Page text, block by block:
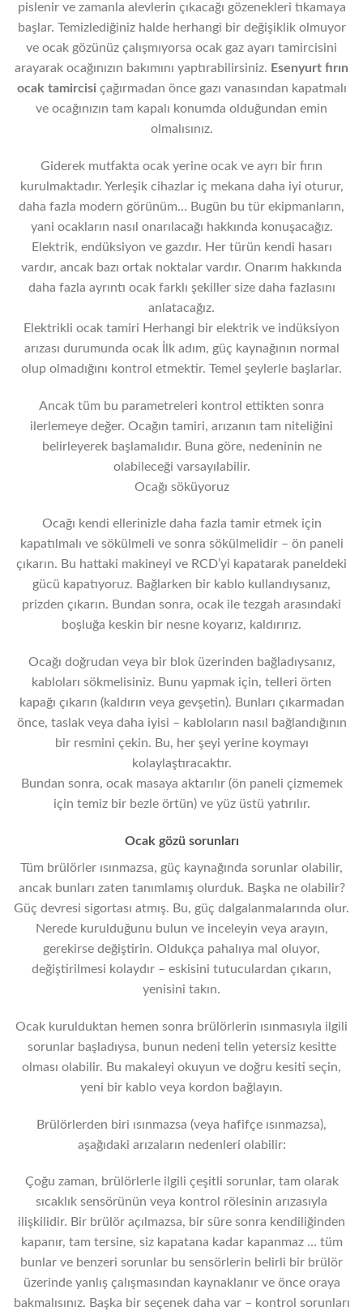
pislenir ve zamanla alevlerin çıkacağı gözenekleri tıkamaya
başlar. Temizlediğiniz halde herhangi bir değişiklik olmuyor
ve ocak gözünüz çalışmıyorsa ocak gaz ayarı tamircisini
arayarak ocağınızın bakımını yaptırabilirsiniz. Esenyurt fırın
ocak tamircisi çağırmadan önce gazı vanasından kapatmalı
ve ocağınızın tam kapalı konumda olduğundan emin
olmalısınız.
Giderek mutfakta ocak yerine ocak ve ayrı bir fırın
kurulmaktadır. Yerleşik cihazlar iç mekana daha iyi oturur,
daha fazla modern görünüm… Bugün bu tür ekipmanların,
yani ocakların nasıl onarılacağı hakkında konuşacağız.
Elektrik, endüksiyon ve gazdır. Her türün kendi hasarı
vardır, ancak bazı ortak noktalar vardır. Onarım hakkında
daha fazla ayrıntı ocak farklı şekiller size daha fazlasını
anlatacağız.
Elektrikli ocak tamiri Herhangi bir elektrik ve indüksiyon
arızası durumunda ocak İlk adım, güç kaynağının normal
olup olmadığını kontrol etmektir. Temel şeylerle başlarlar.
Ancak tüm bu parametreleri kontrol ettikten sonra
ilerlemeye değer. Ocağın tamiri, arızanın tam niteliğini
belirleyerek başlamalıdır. Buna göre, nedeninin ne
olabileceği varsayılabilir.
Ocağı söküyoruz
Ocağı kendi ellerinizle daha fazla tamir etmek için
kapatılmalı ve sökülmeli ve sonra sökülmelidir – ön paneli
çıkarın. Bu hattaki makineyi ve RCD’yi kapatarak paneldeki
gücü kapatıyoruz. Bağlarken bir kablo kullandıysanız,
prizden çıkarın. Bundan sonra, ocak ile tezgah arasındaki
boşluğa keskin bir nesne koyarız, kaldırırız.
Ocağı doğrudan veya bir blok üzerinden bağladıysanız,
kabloları sökmelisiniz. Bunu yapmak için, telleri örten
kapağı çıkarın (kaldırın veya gevşetin). Bunları çıkarmadan
önce, taslak veya daha iyisi – kabloların nasıl bağlandığının
bir resmini çekin. Bu, her şeyi yerine koymayı
kolaylaştıracaktır.
Bundan sonra, ocak masaya aktarılır (ön paneli çizmemek
için temiz bir bezle örtün) ve yüz üstü yatırılır.
Ocak gözü sorunları
Tüm brülörler ısınmazsa, güç kaynağında sorunlar olabilir,
ancak bunları zaten tanımlamış olurduk. Başka ne olabilir?
Güç devresi sigortası atmış. Bu, güç dalgalanmalarında olur.
Nerede kurulduğunu bulun ve inceleyin veya arayın,
gerekirse değiştirin. Oldukça pahalıya mal oluyor,
değiştirilmesi kolaydır – eskisini tutuculardan çıkarın,
yenisini takın.
Ocak kurulduktan hemen sonra brülörlerin ısınmasıyla ilgili
sorunlar başladıysa, bunun nedeni telin yetersiz kesitte
olması olabilir. Bu makaleyi okuyun ve doğru kesiti seçin,
yeni bir kablo veya kordon bağlayın.
Brülörlerden biri ısınmazsa (veya hafifçe ısınmazsa),
aşağıdaki arızaların nedenleri olabilir:
Çoğu zaman, brülörlerle ilgili çeşitli sorunlar, tam olarak
sıcaklık sensörünün veya kontrol rölesinin arızasıyla
ilişkilidir. Bir brülör açılmazsa, bir süre sonra kendiliğinden
kapanır, tam tersine, siz kapatana kadar kapanmaz … tüm
bunlar ve benzeri sorunlar bu sensörlerin belirli bir brülör
üzerinde yanlış çalışmasından kaynaklanır ve önce oraya
bakmalısınız. Başka bir seçenek daha var – kontrol sorunları